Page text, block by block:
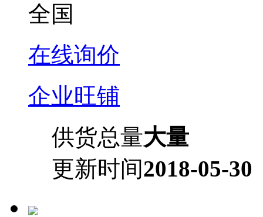
全国
在线询价
企业旺铺
供货总量大量
更新时间2018-05-30